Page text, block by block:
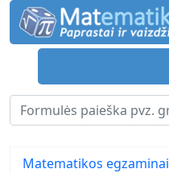
Matematikos egzaminai